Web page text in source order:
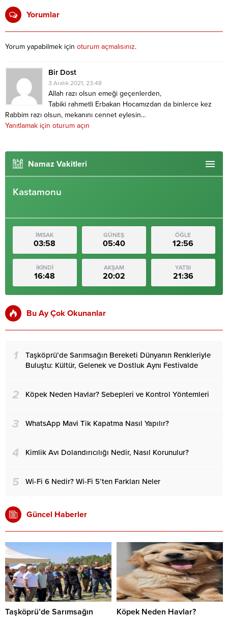
Yorumlar
Yorum yapabilmek için oturum açmalısınız.
Bir Dost
3 Aralık 2021, 23:48
Allah razı olsun emeği geçenlerden,
Tabiki rahmetli Erbakan Hocamızdan da binlerce kez
Rabbim razı olsun, mekanını cennet eylesin…
Yanıtlamak için oturum açın
Namaz Vakitleri
Kastamonu
İMSAK
03:58
GÜNEŞ
05:40
ÖĞLE
12:56
İKİNDİ
16:48
AKŞAM
20:02
YATSI
21:36
Bu Ay Çok Okunanlar
1
Taşköprü’de Sarımsağın Bereketi Dünyanın Renkleriyle
Buluştu: Kültür, Gelenek ve Dostluk Aynı Festivalde
2 Köpek Neden Havlar? Sebepleri ve Kontrol Yöntemleri
3 WhatsApp Mavi Tik Kapatma Nasıl Yapılır?
4 Kimlik Avı Dolandırıcılığı Nedir, Nasıl Korunulur?
5 Wi-Fi 6 Nedir? Wi-Fi 5’ten Farkları Neler
Güncel Haberler
Taşköprü’de Sarımsağın
Köpek Neden Havlar?